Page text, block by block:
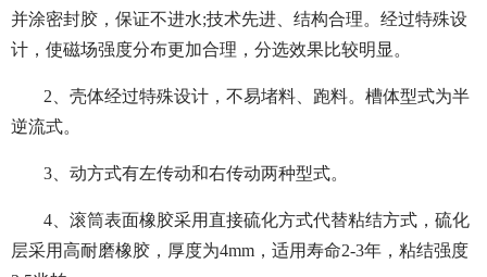
并涂密封胶，保证不进水;技术先进、结构合理。经过特殊设
计，使磁场强度分布更加合理，分选效果比较明显。
2、壳体经过特殊设计，不易堵料、跑料。槽体型式为半
逆流式。
3、动方式有左传动和右传动两种型式。
4、滚筒表面橡胶采用直接硫化方式代替粘结方式，硫化
层采用高耐磨橡胶，厚度为4mm，适用寿命2-3年，粘结强度